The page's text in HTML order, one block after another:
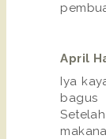
April
Iya
bagus